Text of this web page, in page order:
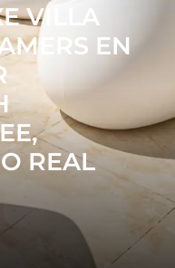
VILLA
EN
REAL